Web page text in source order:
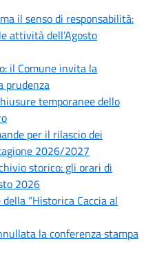
il senso di responsabilità:
attività dell’Agosto
il Comune invita la
prudenza
temporanee dello
per il rilascio dei
2026/2027
storico: gli orari di
2026
“Historica Caccia al
la conferenza stampa